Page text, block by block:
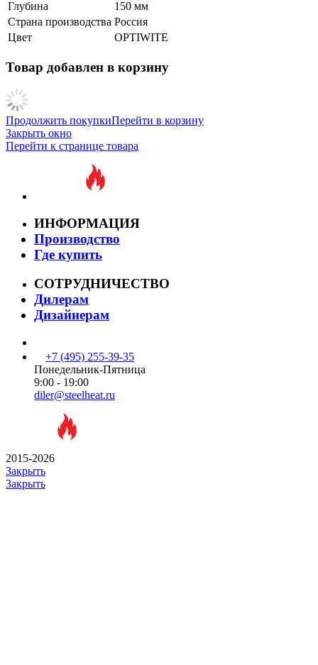
Глубина
150 мм
Страна производства Россия
Цвет
OPTIWITE
Товар добавлен в корзину
Продолжить покупкиПерейти в корзину
Закрыть окно
Перейти к странице товара
ИНФОРМАЦИЯ
Производство
Где купить
СОТРУДНИЧЕСТВО
Дилерам
Дизайнерам
+7 (495) 255-39-35
Понедельник-Пятница
9:00 - 19:00
diler@steelheat.ru
2015-2026
Закрыть
Закрыть